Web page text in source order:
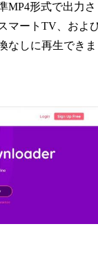
MP4形式で出力さ
マートTV、およ
なしに再生できま